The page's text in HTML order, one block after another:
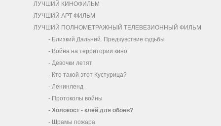
ЛУЧШИЙ КИНОФИЛЬМ
ЛУЧШИЙ АРТ ФИЛЬМ
ЛУЧШИЙ ПОЛНОМЕТРАЖНЫЙ ТЕЛЕВЕЗИОННЫЙ ФИЛЬМ
- Близкий Дальний. Предчувствие судьбы
- Война на территории кино
- Девочки летят
- Кто такой этот Кустурица?
- Ленинленд
- Протоколы войны
- Холокост - клей для обоев?
- Шрамы пожара